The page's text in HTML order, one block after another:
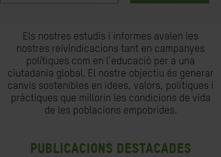
Els nostres estudis i informes avalen les
nostres reivindicacions tant en campanyes
polítiques com en l'educació per a una
ciutadania global. El nostre objectiu és generar
canvis sostenibles en idees, valors, polítiques i
pràctiques que millorin les condicions de vida
de les poblacions empobrides.
Publicacions destacades